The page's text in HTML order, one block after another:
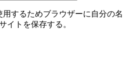
するためブラウザーに自分の名
イトを保存する。